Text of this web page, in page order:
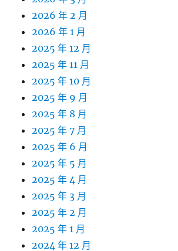
2026 年 2 月
2026 年 1 月
2025 年 12 月
2025 年 11 月
2025 年 10 月
2025 年 9 月
2025 年 8 月
2025 年 7 月
2025 年 6 月
2025 年 5 月
2025 年 4 月
2025 年 3 月
2025 年 2 月
2025 年 1 月
2024 年 12 月